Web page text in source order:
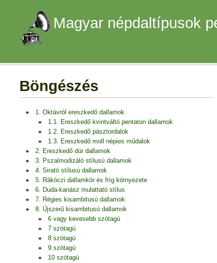
Magyar népdaltípusok
Böngészés
1. Oktávról ereszkedő dallamok
1.1. Ereszkedő kvintváltó pentaton dallamok
1.2. Ereszkedő pásztordalok
1.3. Ereszkedő moll népies műdalok
2. Ereszkedő dúr dallamok
3. Pszalmodizáló stílusú dallamok
4. Sirató stílusú dallamok
5. Rákóczi dallamkör és fríg környezete
6. Duda-kanász mulattató stílus
7. Régies kisambitusú dallamok
8. Újszerű kisambitusú dallamok
6 vagy kevesebb szótagú
7 szótagú
8 szótagú
9 szótagú
10 szótagú